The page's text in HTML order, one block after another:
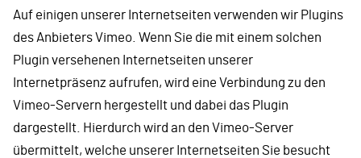
Auf einigen unserer Internetseiten verwenden wir Plugins
des Anbieters Vimeo. Wenn Sie die mit einem solchen
Plugin versehenen Internetseiten unserer
Internetpräsenz aufrufen, wird eine Verbindung zu den
Vimeo-Servern hergestellt und dabei das Plugin
dargestellt. Hierdurch wird an den Vimeo-Server
übermittelt, welche unserer Internetseiten Sie besucht